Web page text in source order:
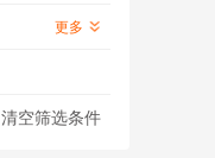
更多
清空筛选条件